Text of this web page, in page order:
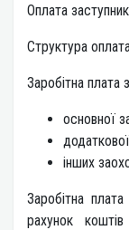
Оплата
Структура
Заробітна плата
основної
інших
Заробітна
рахунок